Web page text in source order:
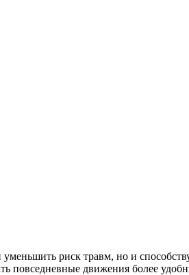
уменьшить риск травм, но и
повседневные движения более